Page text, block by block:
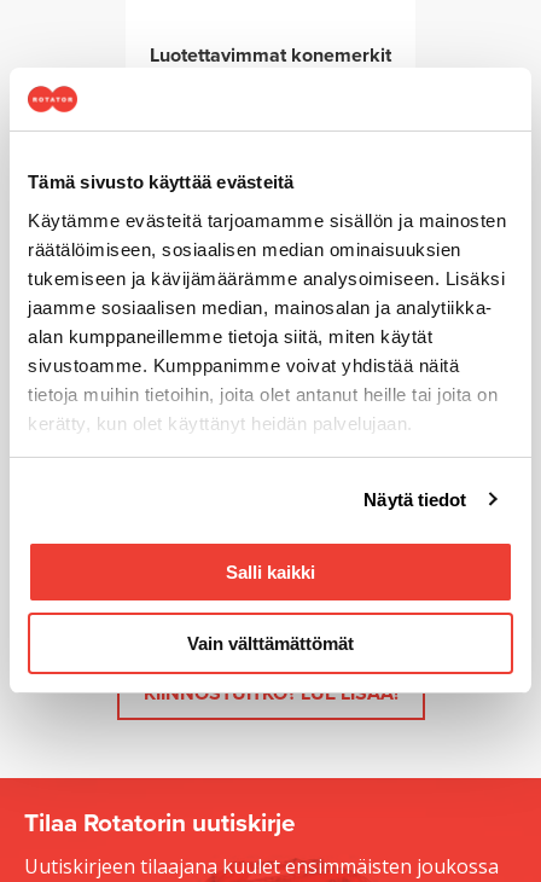
Tämä sivusto käyttää evästeitä
Käytämme evästeitä tarjoamamme sisällön ja mainosten
räätälöimiseen, sosiaalisen median ominaisuuksien
tukemiseen ja kävijämäärämme analysoimiseen. Lisäksi
jaamme sosiaalisen median, mainosalan ja analytiikka-
alan kumppaneillemme tietoja siitä, miten käytät
sivustoamme. Kumppanimme voivat yhdistää näitä
tietoja muihin tietoihin, joita olet antanut heille tai joita on
kerätty, kun olet käyttänyt heidän palvelujaan.
linkistä.
Näytä tiedot
Salli kaikki
Vain välttämättömät
Luotettavimmat konemerkit
Huoltopalvelut takaavat
toimintavarmuuden
Teknistä ylivoimaa vuodesta
KIINNOSTUITKO? LUE LISÄÄ!
Tilaa Rotatorin uutiskirje
Uutiskirjeen tilaajana kuulet ensimmäisten joukossa